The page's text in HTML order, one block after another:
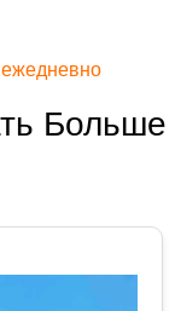
Больше